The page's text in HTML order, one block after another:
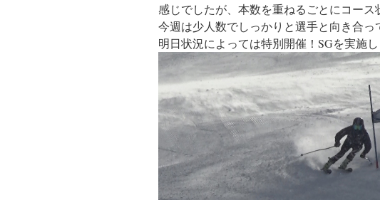
感じでしたが、本数を重ねるごとにコー
今週は少人数でしっかりと選手と向き合っ
明日状況によっては特別開催！SGを実施